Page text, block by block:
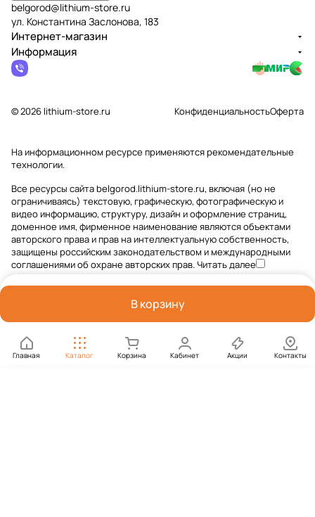
В корзину
Главная Каталог Корзина Кабинет Акции Контакты
belgorod@lithium-store.ru
ул. Константина Заслонова, 183
Интернет-магазин
Информация
© 2026 lithium-store.ru КонфиденциальностьОферта
На информационном ресурсе применяютсярекомендательные
технологии.
Все ресурсы сайта belgorod.lithium-store.ru, включая (но не
ограничиваясь) текстовую, графическую, фотографическую и
видео информацию, структуру, дизайн и оформление страниц,
доменное имя, фирменное наименование являются объектами
авторского права и прав на интеллектуальную собственность,
защищены российским законодательством и международными
соглашениями об охране авторских прав.Читать далее